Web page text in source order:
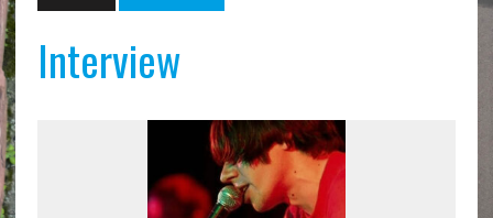
Interview